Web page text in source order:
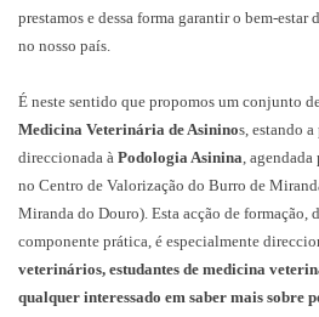
prestamos e dessa forma garantir o bem-
no nosso país.
É neste sentido que propomos um conjunto
Medicina Veterinária de Asininos, estando
direccionada à Podologia Asinina, agendada
no Centro de Valorização do Burro de
Miranda do Douro). Esta acção de formação,
componente prática, é especialmente
veterinários, estudantes de medicina
qualquer interessado em saber mais sobre